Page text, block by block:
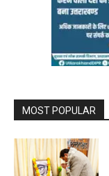
MOST POPULAR